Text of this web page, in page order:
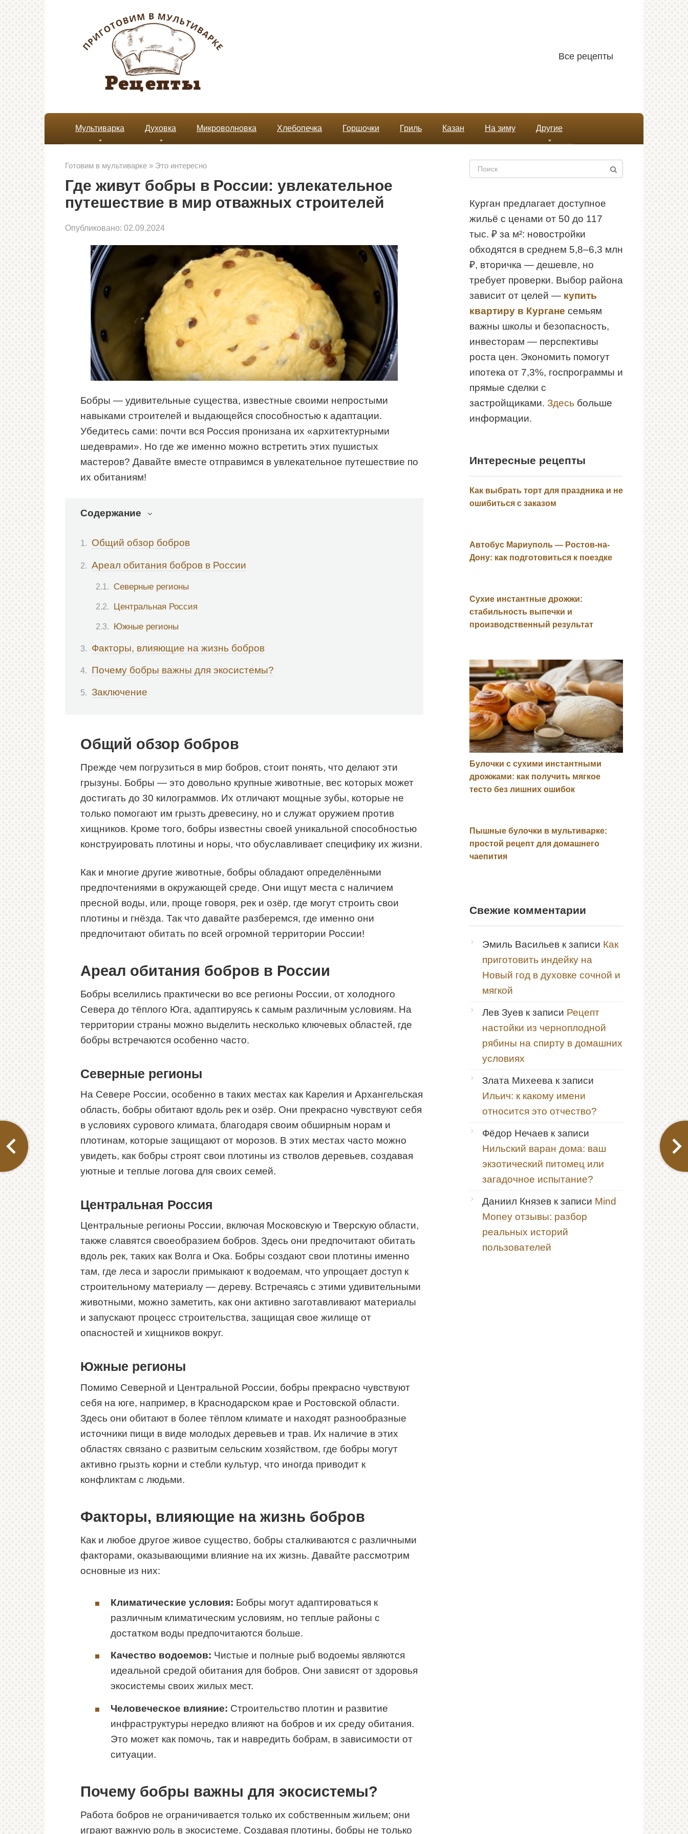
Все рецепты
Мультиварка Духовка Микроволновка Хлебопечка Горшочки Гриль Казан На зиму Другие
Готовим в мультиварке » Это интересно
Где живут бобры в России: увлекательное
путешествие в мир отважных строителей
Опубликовано: 02.09.2024
Бобры — удивительные существа, известные своими непростыми
навыками строителей и выдающейся способностью к адаптации.
Убедитесь сами: почти вся Россия пронизана их «архитектурными
шедеврами». Но где же именно можно встретить этих пушистых
мастеров? Давайте вместе отправимся в увлекательное путешествие по
их обитаниям!
Содержание
Общий обзор бобров
Ареал обитания бобров в России
Северные регионы
Центральная Россия
Южные регионы
Факторы, влияющие на жизнь бобров
Почему бобры важны для экосистемы?
Заключение
Общий обзор бобров
Прежде чем погрузиться в мир бобров, стоит понять, что делают эти
грызуны. Бобры — это довольно крупные животные, вес которых может
достигать до 30 килограммов. Их отличают мощные зубы, которые не
только помогают им грызть древесину, но и служат оружием против
хищников. Кроме того, бобры известны своей уникальной способностью
конструировать плотины и норы, что обуславливает специфику их жизни.
Как и многие другие животные, бобры обладают определёнными
предпочтениями в окружающей среде. Они ищут места с наличием
пресной воды, или, проще говоря, рек и озёр, где могут строить свои
плотины и гнёзда. Так что давайте разберемся, где именно они
предпочитают обитать по всей огромной территории России!
Ареал обитания бобров в России
Бобры вселились практически во все регионы России, от холодного
Севера до тёплого Юга, адаптируясь к самым различным условиям. На
территории страны можно выделить несколько ключевых областей, где
бобры встречаются особенно часто.
Северные регионы
На Севере России, особенно в таких местах как Карелия и Архангельская
область, бобры обитают вдоль рек и озёр. Они прекрасно чувствуют себя
в условиях сурового климата, благодаря своим обширным норам и
плотинам, которые защищают от морозов. В этих местах часто можно
увидеть, как бобры строят свои плотины из стволов деревьев, создавая
уютные и теплые логова для своих семей.
Центральная Россия
Центральные регионы России, включая Московскую и Тверскую области,
также славятся своеобразием бобров. Здесь они предпочитают обитать
вдоль рек, таких как Волга и Ока. Бобры создают свои плотины именно
там, где леса и заросли примыкают к водоемам, что упрощает доступ к
строительному материалу — дереву. Встречаясь с этими удивительными
животными, можно заметить, как они активно заготавливают материалы
и запускают процесс строительства, защищая свое жилище от
опасностей и хищников вокруг.
Южные регионы
Помимо Северной и Центральной России, бобры прекрасно чувствуют
себя на юге, например, в Краснодарском крае и Ростовской области.
Здесь они обитают в более тёплом климате и находят разнообразные
источники пищи в виде молодых деревьев и трав. Их наличие в этих
областях связано с развитым сельским хозяйством, где бобры могут
активно грызть корни и стебли культур, что иногда приводит к
конфликтам с людьми.
Факторы, влияющие на жизнь бобров
Как и любое другое живое существо, бобры сталкиваются с различными
факторами, оказывающими влияние на их жизнь. Давайте рассмотрим
основные из них:
Климатические условия: Бобры могут адаптироваться к
различным климатическим условиям, но теплые районы с
достатком воды предпочитаются больше.
Качество водоемов: Чистые и полные рыб водоемы являются
идеальной средой обитания для бобров. Они зависят от здоровья
экосистемы своих жилых мест.
Человеческое влияние: Строительство плотин и развитие
инфраструктуры нередко влияют на бобров и их среду обитания.
Это может как помочь, так и навредить бобрам, в зависимости от
ситуации.
Почему бобры важны для экосистемы?
Работа бобров не ограничивается только их собственным жильем; они
играют важную роль в экосистеме. Создавая плотины, бобры не только
Поиск:
Курган предлагает доступное
жильё с ценами от 50 до 117
тыс. ₽ за м²: новостройки
обходятся в среднем 5,8–6,3 млн
₽, вторичка — дешевле, но
требует проверки. Выбор района
зависит от целей — купить
квартиру в Кургане семьям
важны школы и безопасность,
инвесторам — перспективы
роста цен. Экономить помогут
ипотека от 7,3%, госпрограммы и
прямые сделки с
застройщиками. Здесь больше
информации.
Интересные рецепты
Как выбрать торт для праздника и не
ошибиться с заказом
Автобус Мариуполь — Ростов-на-
Дону: как подготовиться к поездке
Сухие инстантные дрожжи:
стабильность выпечки и
производственный результат
Булочки с сухими инстантными
дрожжами: как получить мягкое
тесто без лишних ошибок
Пышные булочки в мультиварке:
простой рецепт для домашнего
чаепития
Свежие комментарии
Эмиль Васильев к записи Как
приготовить индейку на
Новый год в духовке сочной и
мягкой
Лев Зуев к записи Рецепт
настойки из черноплодной
рябины на спирту в домашних
условиях
Злата Михеева к записи
Ильич: к какому имени
относится это отчество?
Фёдор Нечаев к записи
Нильский варан дома: ваш
экзотический питомец или
загадочное испытание?
Даниил Князев к записи Mind
Money отзывы: разбор
реальных историй
пользователей